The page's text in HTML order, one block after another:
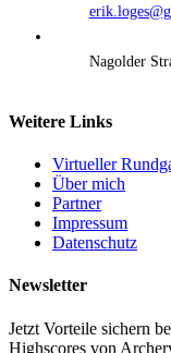
Nagolder
Weitere Links
Virtueller
Über mich
Partner
Impressum
Datenschutz
Newsletter
Jetzt Vorteile sichern
Highscores von